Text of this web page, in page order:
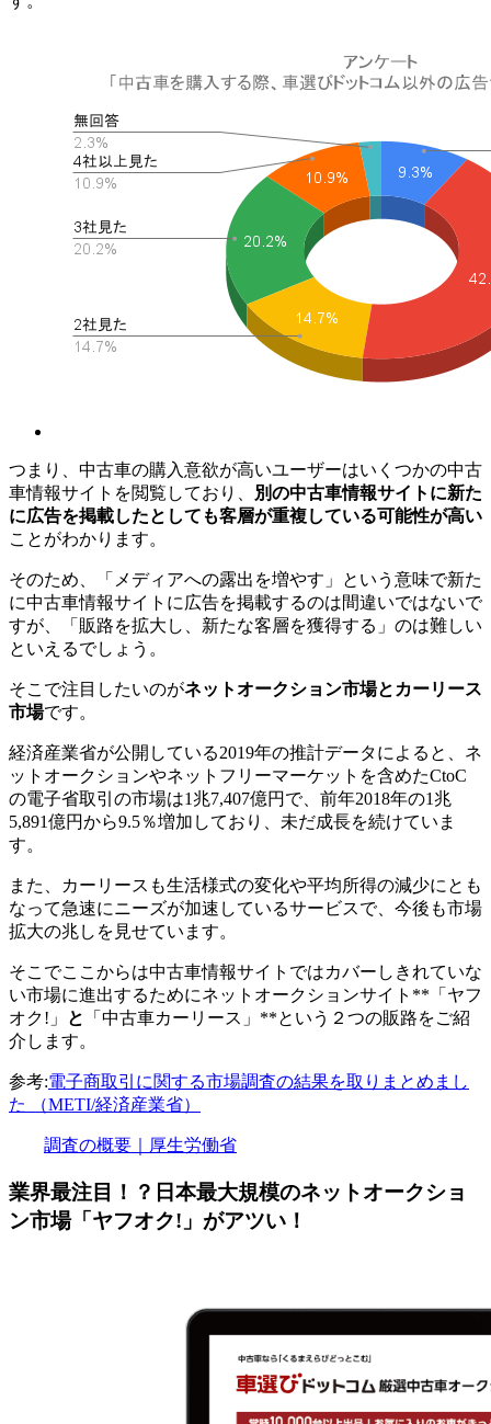
つまり、中古車の購入意欲が高いユーザーはいくつかの中古
車情報サイトを閲覧しており、
別の中古車情報サイトに新た
に広告を掲載したとしても客層が重複している可能性が高い
ことがわかります。
そのため、「メディアへの露出を増やす」という意味で新た
に中古車情報サイトに広告を掲載するのは間違いではないで
すが、「販路を拡大し、新たな客層を獲得する」のは難しい
といえるでしょう。
そこで注目したいのがネットオークション市場とカーリース
市場です。
経済産業省が公開している2019年の推計データによると、ネ
ットオークションやネットフリーマーケットを含めたCtoC
の電子省取引の市場は1兆7,407億円で、前年2018年の1兆
5,891億円から9.5％増加しており、未だ成長を続けていま
す。
また、カーリースも生活様式の変化や平均所得の減少にとも
なって急速にニーズが加速しているサービスで、今後も市場
拡大の兆しを見せています。
そこでここからは中古車情報サイトではカバーしきれていな
い市場に進出するためにネットオークションサイト**「ヤフ
オク!」
と
「中古車カーリース」**という２つの販路をご紹
介します。
参考:電子商取引に関する市場調査の結果を取りまとめまし
た （METI/経済産業省）
調査の概要｜厚生労働省
業界最注目！？日本最大規模のネットオークショ
ン市場「ヤフオク!」がアツい！